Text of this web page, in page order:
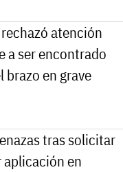
atención
a ser encontrado
brazo en grave
tras solicitar
en